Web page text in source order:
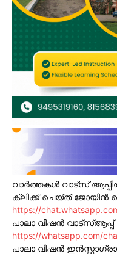
വാർത്തകൾ വാട്സ്
ക്ലിക്ക് ചെയ്ത്
https://
പാലാ വിഷൻ
https://whatsapp.com/
പാലാ വിഷൻ